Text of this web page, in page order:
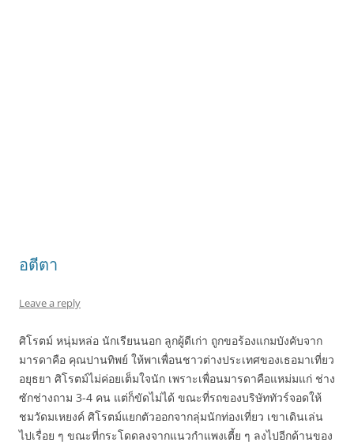
อตีตา
Leave a reply
ศิโรตม์ หนุ่มหล่อ นักเรียนนอก ลูกผู้ดีเก่า ถูกขอร้องแกมบังคับจาก
มารดาคือ คุณปานทิพย์ ให้พาเพื่อนชาวต่างประเทศของเธอมาเที่ยว
อยุธยา ศิโรตม์ไม่ค่อยเต็มใจนัก เพราะเพื่อนมารดาคือแหม่มแก่ ช่าง
ซักช่างถาม 3-4 คน แต่ก็ขัดไม่ได้ ขณะที่รถของบริษัททัวร์จอดให้
ชมวัดมเหยงค์ ศิโรตม์แยกตัวออกจากลุ่มนักท่องเที่ยว เขาเดินเล่น
ไปเรื่อย ๆ ขณะที่กระโดดลงจากแนวกำแพงเตี้ย ๆ ลงไปอีกด้านของ